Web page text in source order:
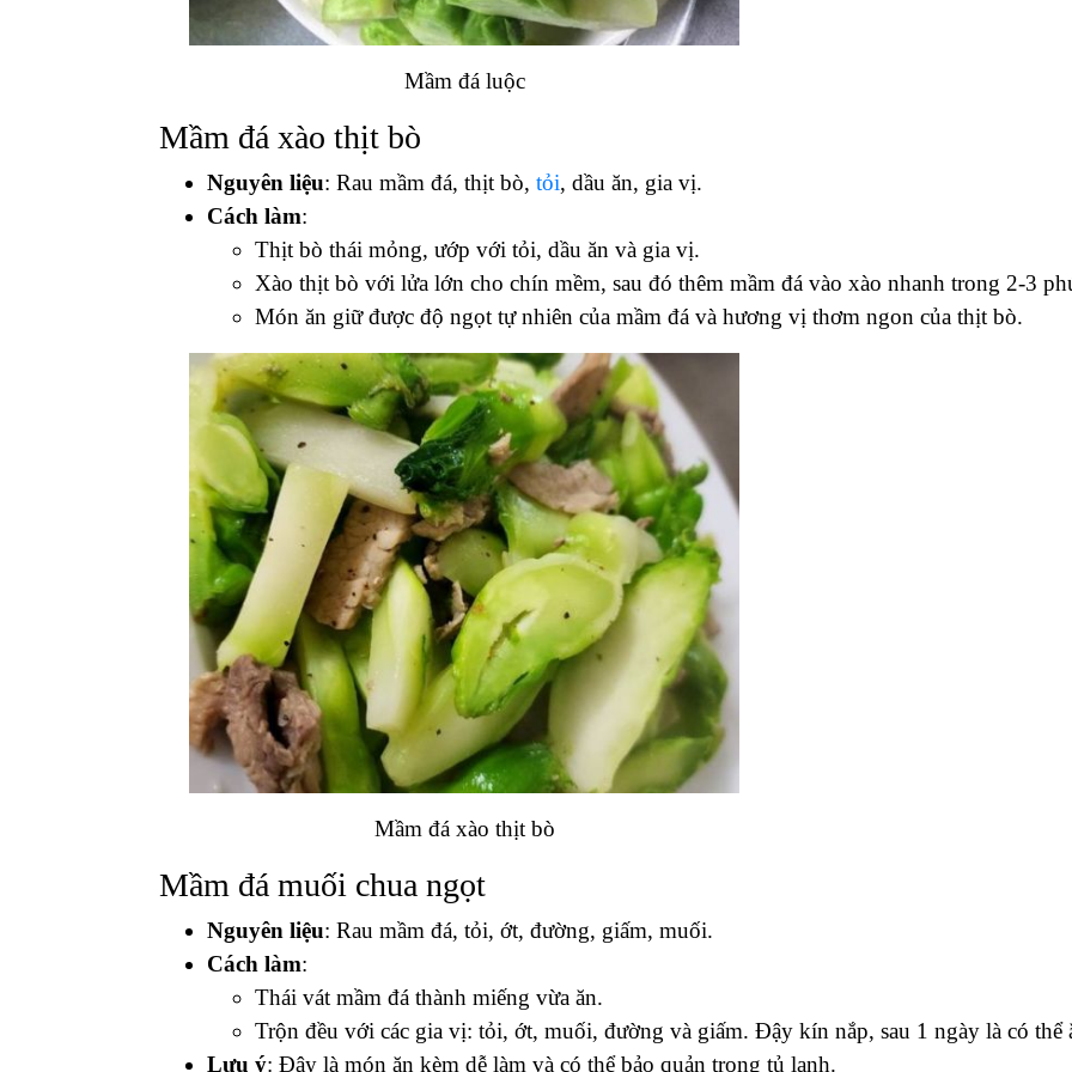
Mầm đá luộc
Mầm đá xào thịt bò
Nguyên liệu: Rau mầm đá, thịt bò, tỏi, dầu ăn, gia vị.
Cách làm:
Thịt bò thái mỏng, ướp với tỏi, dầu ăn và gia vị.
Xào thịt bò với lửa lớn cho chín mềm, sau đó thêm mầm đá vào xào nhanh trong 2-3
Món ăn giữ được độ ngọt tự nhiên của mầm đá và hương vị thơm ngon của thịt bò.
Mầm đá xào thịt bò
Mầm đá muối chua ngọt
Nguyên liệu: Rau mầm đá, tỏi, ớt, đường, giấm, muối.
Cách làm:
Thái vát mầm đá thành miếng vừa ăn.
Trộn đều với các gia vị: tỏi, ớt, muối, đường và giấm. Đậy kín nắp, sau 1 ngày là có thể
Lưu ý: Đây là món ăn kèm dễ làm và có thể bảo quản trong tủ lạnh.